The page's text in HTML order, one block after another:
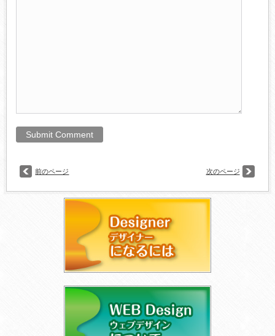
前のページ 次のページ